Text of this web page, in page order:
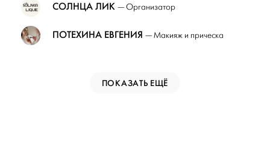
СОЛНЦА ЛИК — Организатор
ПОТЕХИНА ЕВГЕНИЯ — Макияж и прическа
ПОКАЗАТЬ ЕЩЁ